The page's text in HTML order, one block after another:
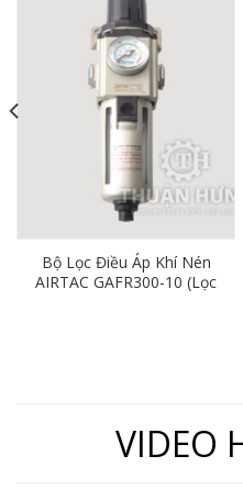
Bộ Lọc Điều Áp Khí Nén
AIRTAC GAFR300-10 (Lọc
VIDEO